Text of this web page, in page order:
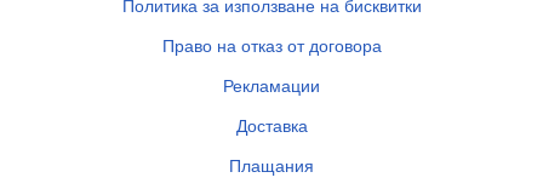
Политика за използване на бисквитки
Право на отказ от договора
Рекламации
Доставка
Плащания